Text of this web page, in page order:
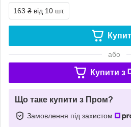
163 ₴ від 10 шт.
або
Купити з
Що таке купити з Пром?
Замовлення під захистом